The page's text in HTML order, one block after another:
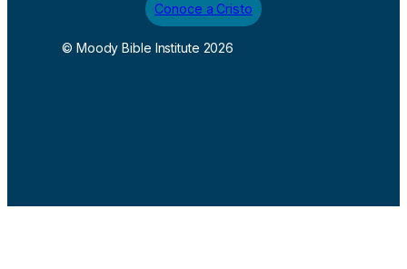
Conoce a Cristo
© Moody Bible Institute 2026